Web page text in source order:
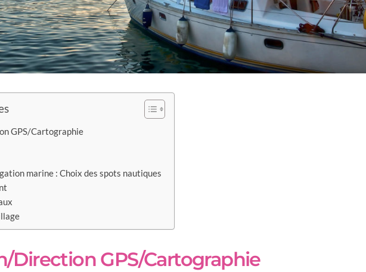
GPS/Cartographie
marine : Choix des spots nautiques
Direction GPS/Cartographie